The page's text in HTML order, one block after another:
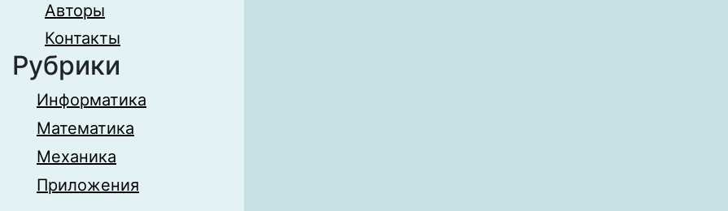
Авторы
Контакты
Рубрики
Информатика
Математика
Механика
Приложения